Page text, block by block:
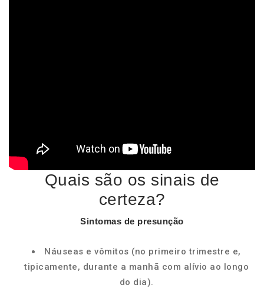
Quais são os sinais de
certeza?
Sintomas de presunção
Náuseas e vômitos (no primeiro trimestre e,
tipicamente, durante a manhã com alívio ao longo
do dia).